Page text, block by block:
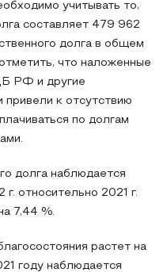
учитывать то,
составляет 479 962
долга в общем
что наложенные
РФ и другие
привели к отсутствию
по долгам
долга наблюдается
относительно 2021 г.
7,44 %.
растет на
году наблюдается